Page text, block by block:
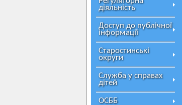
діяльність
Доступ до публічної
інформації
Старостинські
округи
Служба у справах
дітей
ОСББ